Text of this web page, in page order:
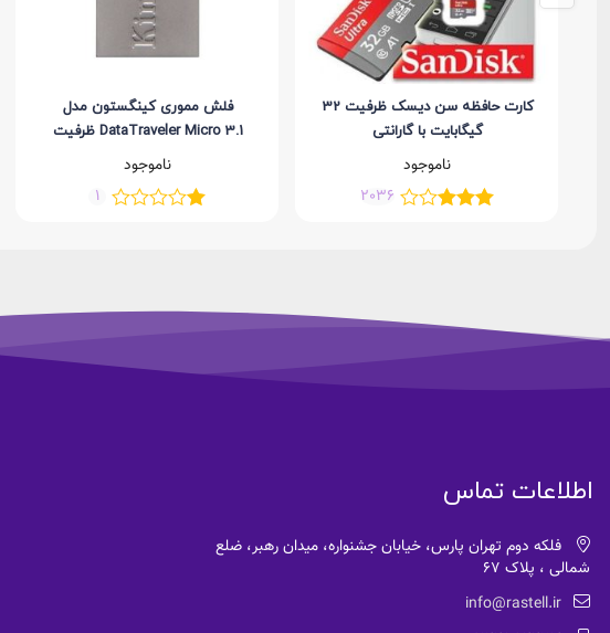
کارت حافظه سن دیسک ظرفیت 32
گیگابایت با گارانتی
ناموجود
2036
فلش مموری کینگستون مدل
DataTraveler Micro 3.1 ظرفیت
ناموجود
1
اطلاعات تماس
فلکه دوم تهران پارس، خیابان جشنواره، میدان رهبر، ضلع
شمالی ، پلاک 67
info@rastell.ir